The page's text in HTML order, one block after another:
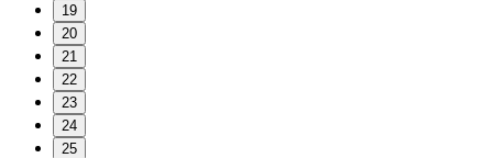
19
20
21
22
23
24
25